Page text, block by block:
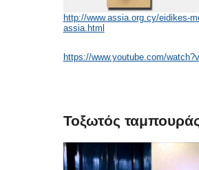
http://www.assia.org.cy/eidikes-
assia.html
https://www.youtube.com/
Τοξωτός